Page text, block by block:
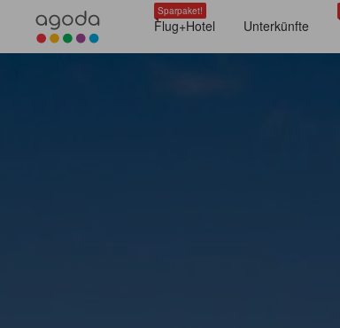
Sparpaket!
Flug+Hotel Unterkünfte